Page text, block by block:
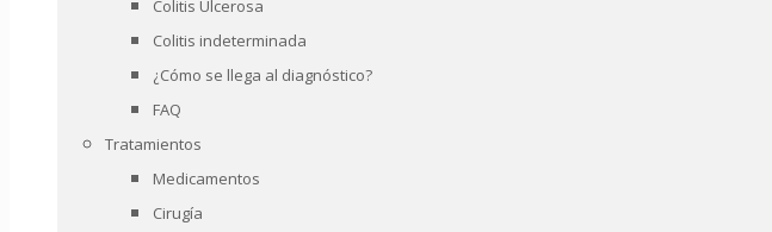
Colitis Ulcerosa
Colitis indeterminada
¿Cómo se llega al diagnóstico?
FAQ
Tratamientos
Medicamentos
Cirugía